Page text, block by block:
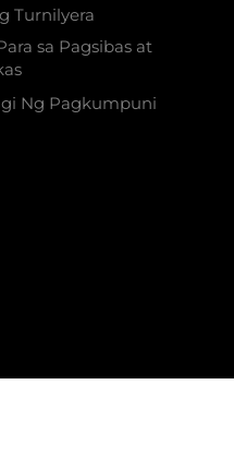
Turnilyera
sa Pagsibas at
Ng Pagkumpuni